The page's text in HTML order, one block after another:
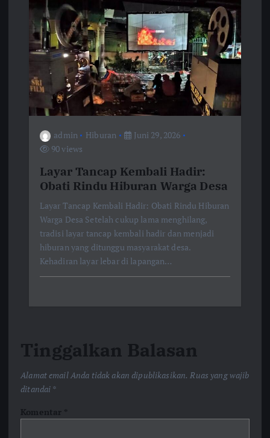
admin Hiburan
Juni 29, 2026
90 views
Layar Tancap Kembali Hadir:
Obati Rindu Hiburan Warga Desa
Layar Tancap Kembali Hadir: Obati Rindu Hiburan
Warga Desa Setelah cukup lama menghilang,
tradisi layar tancap kembali hadir dan menjadi
hiburan yang ditunggu masyarakat desa.
Kehadiran layar lebar di lapangan…
Tinggalkan Balasan
Alamat email Anda tidak akan dipublikasikan. Ruas yang wajib
ditandai *
Komentar *